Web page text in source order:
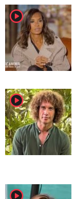
player2
player2
player2